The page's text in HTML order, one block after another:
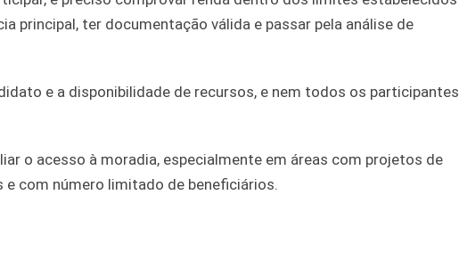
principal, ter documentação válida e passar pela análise de
e a disponibilidade de recursos, e nem todos os participantes
o acesso à moradia, especialmente em áreas com projetos de
com número limitado de beneficiários.